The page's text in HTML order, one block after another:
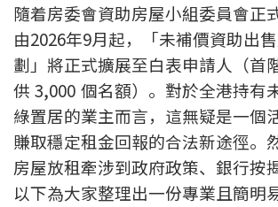
按揭百科
實時銀行資訊
裝修·保險優惠
免費裝修轉介服務
隨着房委會資助房屋小組委員會正
由2026年9月起，「未補價資助出
劃」將正式擴展至白表申請人（首
供 3,000 個名額）。對於全港持有
綠置居的業主而言，這無疑是一個
賺取穩定租金回報的合法新途徑。
房屋放租牽涉到政府政策、銀行按
以下為大家整理出一份專業且簡明